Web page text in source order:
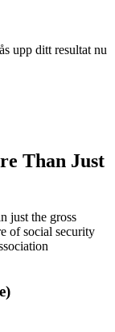
upp ditt resultat nu
Than Just
just the gross
of social security